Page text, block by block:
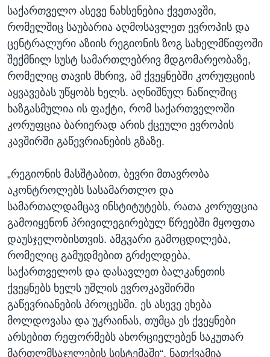
საქართველო ასევე ნახსენებია ქვეთავში,
რომელშიც საუბარია აღმოსავლეთ ევროპის და
ცენტრალური აზიის რეგიონის ზოგ სახელმწიფოში
შექმნილ სუსტ სამართლებრივ მდგომარეობაზე,
რომელიც თავის მხრივ, ამ ქვეყნებში კორუფციის
აყვავებას უწყობს ხელს. აღნიშნულ ნაწილშიც
ხაზგასმულია ის ფაქტი, რომ საქართველოში
კორუფცია ბარიერად არის ქცეული ევროპის
კავშირში გაწევრიანების გზაზე.
„რეგიონის მასშტაბით, ბევრი მთავრობა
აკონტროლებს სასამართლო და
სამართალდამცავ ინსტიტუტებს, რათა კორუფცია
გამოიყენონ პრივილეგირებულ წრეებში მყოფთა
დაუსჯელობისთვის. ამგვარი გამოცდილება,
რომელიც გამუდმებით გრძელდება,
საქართველოს და დასავლეთ ბალკანეთის
ქვეყნებს ხელს უშლის ევროკავშირში
გაწევრიანების პროცესში. ეს ასევე ეხება
მოლდოვასა და უკრაინას, თუმცა ეს ქვეყნები
არსებით რეფორმებს ახორციელებენ საკუთარ
მართლმსაჯულების სისტემაში“, ნათქვამია